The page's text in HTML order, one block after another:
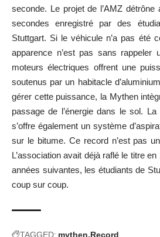
seconde. Le projet de l’AMZ
secondes enregistré par des
Stuttgart. Si le véhicule n’a pas été
apparence n’est pas sans rappeler
moteurs électriques offrent une
soutenus par un habitacle
gérer cette puissance, la Mythen
passage de l’énergie dans le sol.
s’offre également un système
sur le bitume. Ce record n’est pas
L’association avait déjà raflé le titre
années suivantes, les étudiants de
coup sur coup.
TAGGED: mythen Record